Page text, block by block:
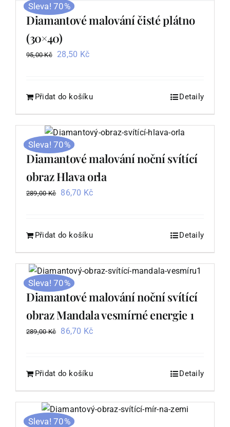
Sleva! 70%
Diamantové malování čisté plátno
(30×40)
95,00Kč
Původní
95,00 Kč.
28,50 KčAktuální
28,50 Kč.
Přidat do košíku Detaily
Sleva! 70%
Diamantové malování noční svítící
obraz Hlava orla
289,00Kč
Původní
289,00 Kč.
86,70 KčAktuální
86,70 Kč.
Přidat do košíku Detaily
Sleva! 70%
Diamantové malování noční svítící
obraz Mandala vesmírné energie 1
289,00Kč
Původní
289,00 Kč.
86,70 KčAktuální
86,70 Kč.
Přidat do košíku Detaily
Sleva! 70%